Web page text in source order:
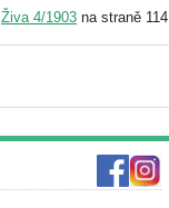
Živa 4/1903 na straně 114